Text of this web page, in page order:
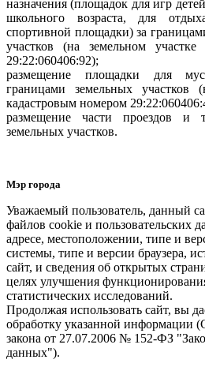
назначения (площадок для игр
школьного возраста, для
спортивной площадки) за
участков (на земельном
29:22:060406:92);
размещение площадки для
границами земельных участков
кадастровым номером
размещение части проездов и
земельных участков.
Мэр города В.Н.
Уважаемый пользователь, данный
файлов cookie и
адресе, местоположении, типе и
системы, типе и версии браузера,
сайт, и сведения об открытых
целях улучшения
статистических исследований.
Продолжая использовать сайт, вы
обработку указанной информации
закона от 27.07.2006 № 152-ФЗ
данных").